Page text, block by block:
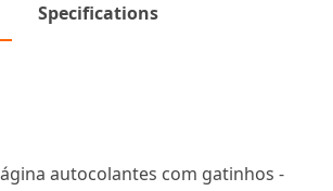
Specifications
autocolantes com gatinhos -